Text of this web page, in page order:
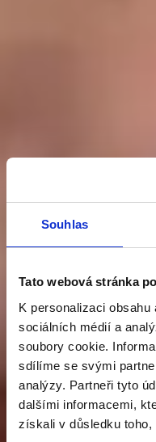
Souhlas
Tato webová stránka
K personalizaci
sociálních médií a
soubory cookie.
sdílíme se svými
analýzy. Partneři tyto
dalšími informacemi,
získali v důsledku
O
Graminex